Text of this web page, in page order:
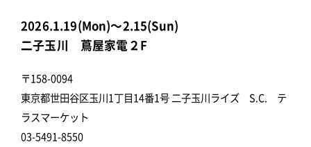
2026.1.19(Mon)～2.15(Sun)
二子玉川 蔦屋家電２F
〒158-0094
東京都世田谷区玉川1丁目14番1号 二子玉川ライズ S.C. テ
ラスマーケット
03-5491-8550